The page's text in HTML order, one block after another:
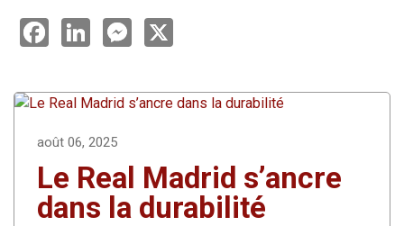
o
o
d
I
n
g
août 06, 2025
Le Real Madrid s’ancre
dans la durabilité